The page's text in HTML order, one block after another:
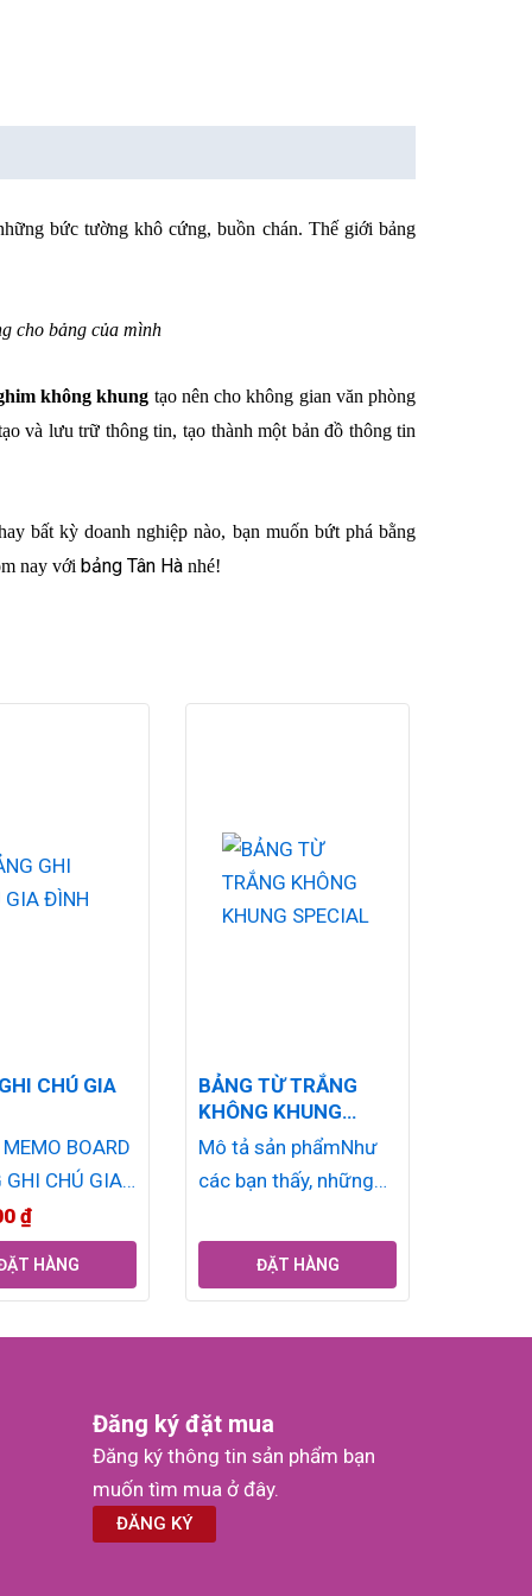
bức tường khô cứng, buồn chán. Thế giới bảng
cho bảng của mình
không khung tạo nên cho không gian văn phòng
và lưu trữ thông tin, tạo thành một bản đồ thông tin
bất kỳ doanh nghiệp nào, bạn muốn bứt phá bằng
nay với bảng Tân Hànhé!
CHÚ GIA
BOARD
GHI CHÚ GIA
KIỆN TẶNG
TẢ CÔNG
& GHI
₫
HÀNG
BẢNG TỪ TRẮNG
KHÔNG KHUNG
SPECIAL
Mô tả sản phẩmNhư
các bạn thấy, những
thường đều có khung
bo xung quanh có
ĐẶT HÀNG
Đăng ký đặt mua
Đăng ký thông tin sản phẩm bạn
muốn tìm mua ở đây.
ĐĂNG KÝ